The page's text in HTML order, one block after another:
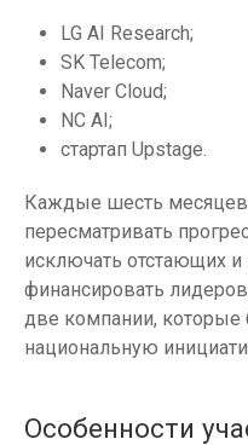
LG AI Research;
SK Telecom;
Naver Cloud;
NC AI;
стартап Upstage.
Каждые шесть месяцев
пересматривать
исключать отстающих
финансировать
две компании, которые
национальную
Особенности